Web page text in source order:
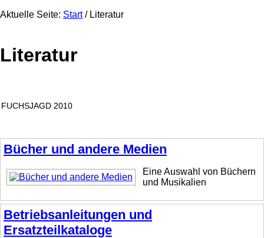
Aktuelle Seite: Start /Literatur
Literatur
FUCHSJAGD 2010
Bücher und andere Medien
Eine Auswahl von Büchern
und Musikalien
Betriebsanleitungen und
Ersatzteilkataloge